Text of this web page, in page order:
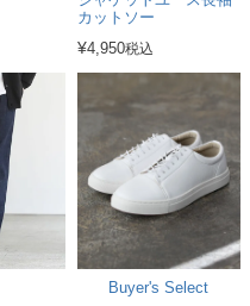
カットソー
¥4,950税込
Buyer's Select